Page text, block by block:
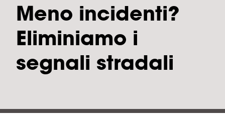
Meno incidenti?
Eliminiamo i
segnali stradali